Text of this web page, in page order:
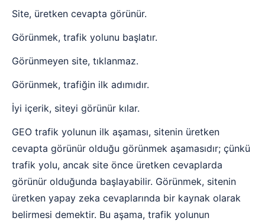
Site, üretken cevapta görünür.
Görünmek, trafik yolunu başlatır.
Görünmeyen site, tıklanmaz.
Görünmek, trafiğin ilk adımıdır.
İyi içerik, siteyi görünür kılar.
GEO trafik yolunun ilk aşaması, sitenin üretken
cevapta görünür olduğu görünmek aşamasıdır; çünkü
trafik yolu, ancak site önce üretken cevaplarda
görünür olduğunda başlayabilir. Görünmek, sitenin
üretken yapay zeka cevaplarında bir kaynak olarak
belirmesi demektir. Bu aşama, trafik yolunun